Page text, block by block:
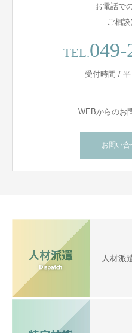
お電話で
ご相談
TEL.049-
受付時間 /
WEBからのお
お問い
人材派